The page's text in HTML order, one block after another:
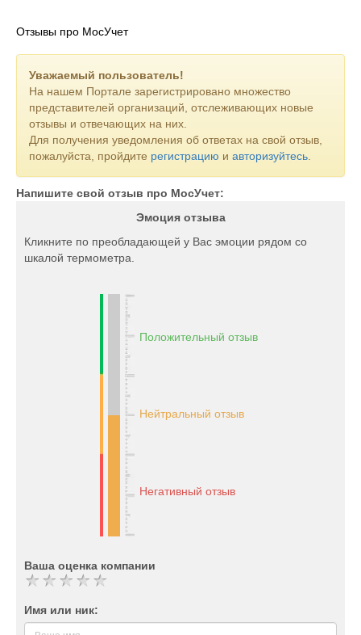
Отзывы про МосУчет
Уважаемый пользователь!
На нашем Портале зарегистрировано множество
представителей организаций, отслеживающих новые
отзывы и отвечающих на них.
Для получения уведомления об ответах на свой отзыв,
пожалуйста, пройдите регистрацию и авторизуйтесь
Напишите свой отзыв про МосУчет:
Эмоция отзыва
Кликните по преобладающей у Вас эмоции рядом со
шкалой термометра.
Положительный отзыв
Нейтральный отзыв
Негативный отзыв
Ваша оценка компании
Имя или ник: